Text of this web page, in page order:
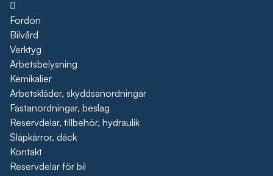
Öppna
Fordon
Bilvård
Verktyg
Arbetsbelysning
Kemikalier
Arbetskläder, skyddsanordningar
Fästanordningar, beslag
Reservdelar, tillbehör, hydraulik
Släpkärror, däck
Kontakt
Reservdelar för bil